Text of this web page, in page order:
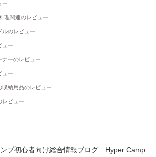
ー
理関連のレビュー
ルのレビュー
ュー
ナーのレビュー
ュー
収納用品のレビュー
レビュー
プ初心者向け総合情報ブログ Hyper Camp